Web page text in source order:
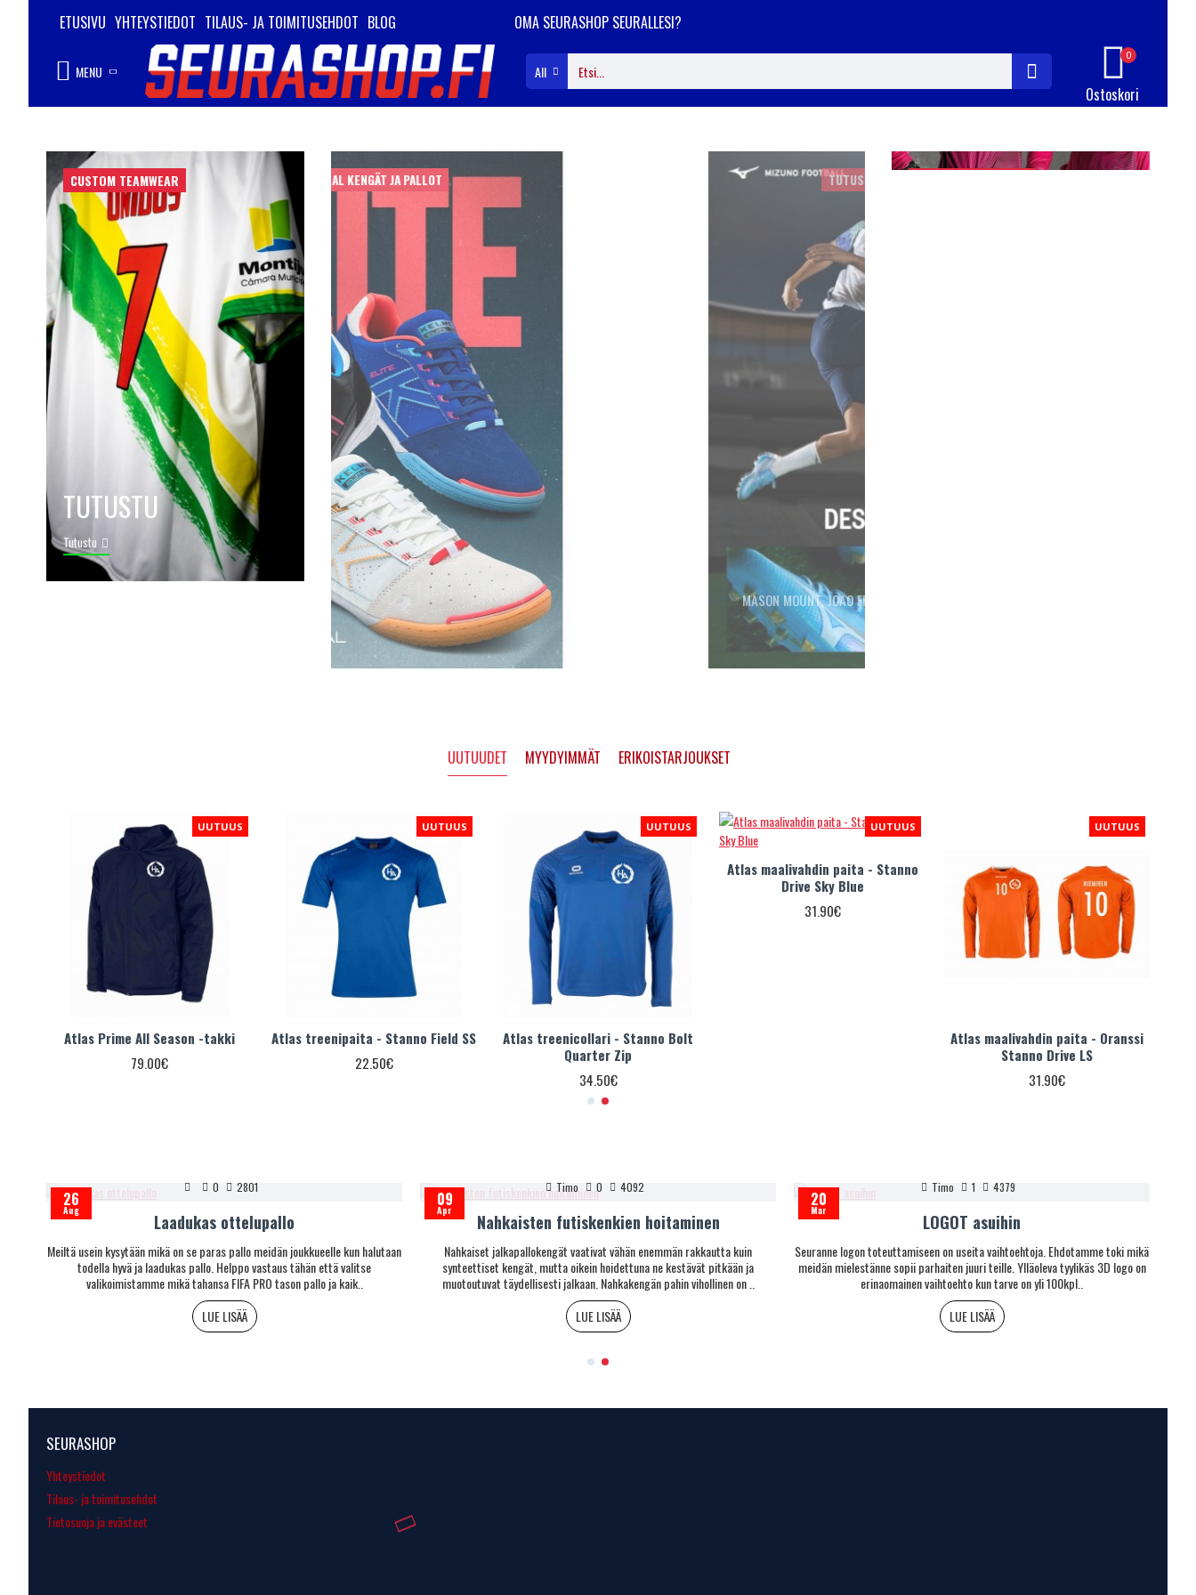
ETUSIVU YHTEYSTIEDOT TILAUS- JA TOIMITUSEHDOT BLOG OMA SEURASHOP SEURALLESI?
MENU All
Ostoskori
0
CUSTOM TEAMWEAR
TUTUSTU
Tutustu
TUTUSTU FUTSAL TUOTTEISIIN
UUDET MALLIT
SAAPUNEET!
UUTUUDET MYYDYIMMÄT ERIKOISTARJOUKSET
UUTUUS
Atlas Prime All Season -takki
79.00€
UUTUUS
Atlas treenipaita - Stanno Field SS
22.50€
UUTUUS
Atlas treenicollari - Stanno Bolt
Quarter Zip
34.50€
UUTUUS
Atlas maalivahdin paita - Stanno
Drive Sky Blue
31.90€
UUTUUS
Atlas maalivahdin paita - Oranssi
Stanno Drive LS
31.90€
26
Aug
0 2801
Laadukas ottelupallo
Meiltä usein kysytään mikä on se paras pallo meidän joukkueelle kun halutaan
todella hyvä ja laadukas pallo. Helppo vastaus tähän että valitse
valikoimistamme mikä tahansa FIFA PRO tason pallo ja kaik..
LUE LISÄÄ
09
Apr
Timo 0 4092
Nahkaisten futiskenkien hoitaminen
Nahkaiset jalkapallokengät vaativat vähän enemmän rakkautta kuin
synteettiset kengät, mutta oikein hoidettuna ne kestävät pitkään ja
muotoutuvat täydellisesti jalkaan. Nahkakengän pahin vihollinen on ..
LUE LISÄÄ
20
Mar
Timo 1 4379
LOGOT asuihin
Seuranne logon toteuttamiseen on useita vaihtoehtoja. Ehdotamme toki mikä
meidän mielestänne sopii parhaiten juuri teille. Ylläoleva tyylikäs 3D logo on
erinaomainen vaihtoehto kun tarve on yli 100kpl..
LUE LISÄÄ
SEURASHOP
Yhteystiedot
Tilaus- ja toimitusehdot
Tietosuoja ja evästeet